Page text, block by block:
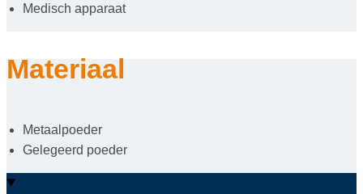
Medisch apparaat
Materiaal
Metaalpoeder
Gelegeerd poeder